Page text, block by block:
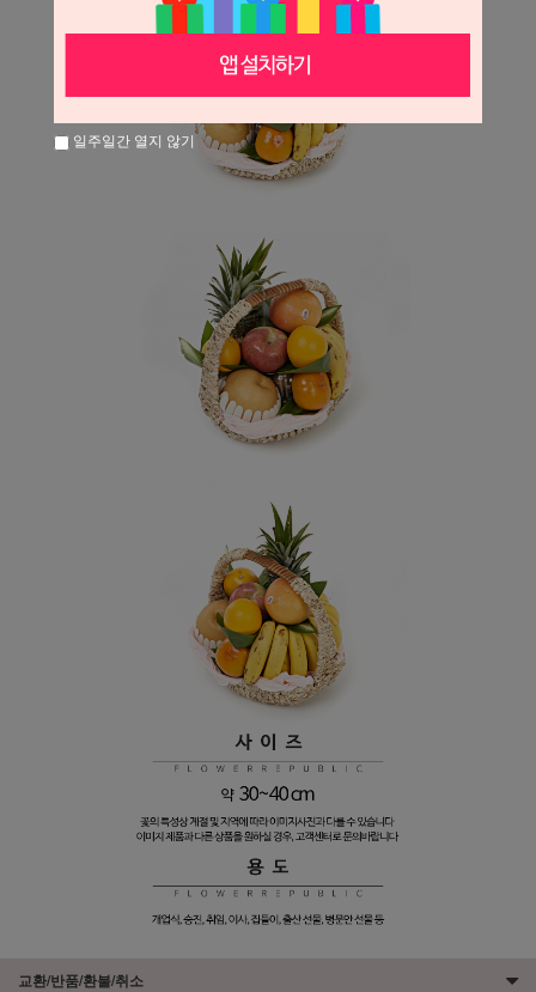
교환/반품/환불/취소
일주일간 열지 않기